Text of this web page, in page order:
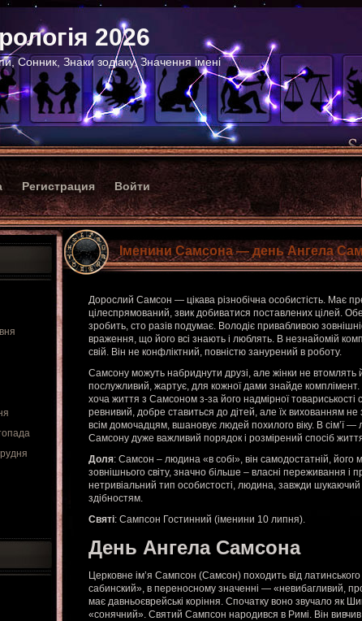
2026
Сонник, Знаки зодіаку, Значення імені
Регистрация Войти
Іменини Самсона — день Ангела
Дорослий Самсон — цікава різнобічна особистість. Має
цілеспрямований, звик добиватися поставлених цілей.
зробить, сто разів подумає. Володіє привабливою
враження, що його всі знають і люблять. В незнайомій
свій. Він не конфліктний, повністю занурений в роботу.
Самсону можуть набриднути друзі, але жінки не втомлять
послужливий, жартує, для кожної дами знайде комплімент.
хоча життя з Самсоном з-за його надмірної товариськості
ревнивий, добре ставиться до дітей, але їх вихованням
всім домочадцям, вшановує людей похилого віку. В сім’ї —
Самсону дуже важливий порядок і розмірений спосіб
Доля: Самсон – людина «в собі», він самодостатній, його
зовнішнього світу, значно більше – власні переживання і
нетривіальний тип особистості, людина, завжди
здібностям.
Святі: Сампсон Гостинний (іменини 10 липня).
День Ангела Самсона
Церковне ім’я Сампсон (Самсон) походить від
сабинский», в переносному значенні — «невибагливий,
має давньоєврейські коріння. Спочатку воно звучало як
«сонячний». Святий Сампсон народився в Римі. Він вивчив